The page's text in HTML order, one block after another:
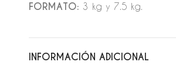
FORMATO: 3 kg y 7.5 kg.
INFORMACIÓN ADICIONAL